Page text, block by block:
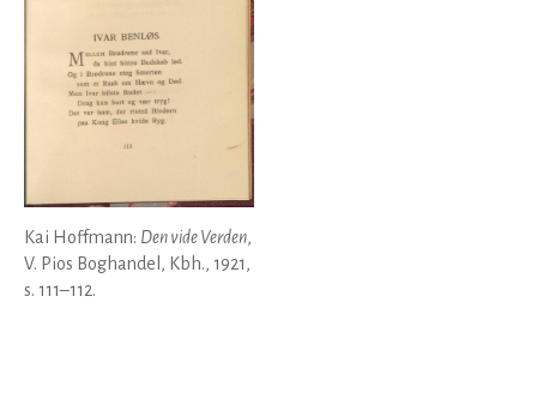
Kai Hoffmann: Den vide Verden,
V. Pios Boghandel, Kbh., 1921,
s. 111–112.